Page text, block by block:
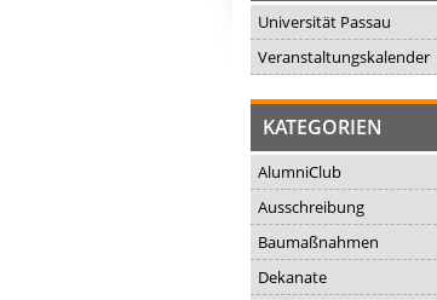
Universität Passau
Veranstaltungskalender
KATEGORIEN
AlumniClub
Ausschreibung
Baumaßnahmen
Dekanate